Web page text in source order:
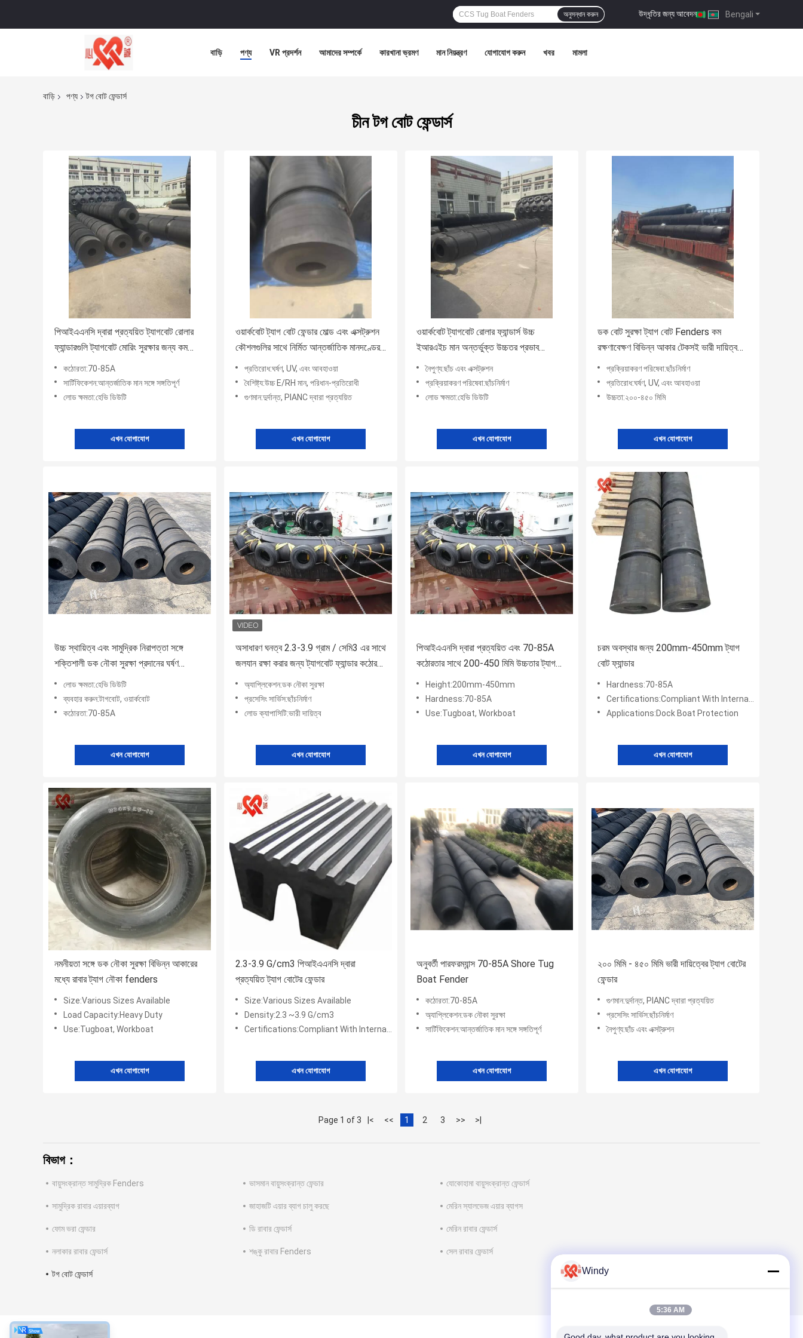
Bengali
উদ্ধৃতির জন্য আবেদন |
অনুসন্ধান করুন
বাড়ি পণ্য VR প্রদর্শন আমাদের সম্পর্কে কারখানা ভ্রমণ মান নিয়ন্ত্রণ যোগাযোগ করুন খবর মামলা
বাড়ি পণ্য টগ বোট ফেন্ডার্স
চীন টগ বোট ফেন্ডার্স
পিআইএএনসি দ্বারা প্রত্যয়িত ট্যাগবোট রোলার
ফ্যান্ডারগুলি ট্যাগবোট মোরিং সুরক্ষার জন্য কম
রক্ষণাবেক্ষণ এবং টেকসই নির্মাণের বৈশিষ্ট্যযুক্ত
কঠোরতা:70-85A
সার্টিফিকেশন:আন্তর্জাতিক মান সঙ্গে সঙ্গতিপূর্ণ
লোড ক্ষমতা:হেভি ডিউটি
এখন যোগাযোগ
ওয়ার্কবোট ট্যাগ বোট ফেন্ডার মোল্ড এবং এক্সট্রুশন
কৌশলগুলির সাথে নির্মিত আন্তর্জাতিক মানদণ্ডের
সাথে সামঞ্জস্যপূর্ণ এবং দীর্ঘায়ু নিশ্চিত করে
প্রতিরোধ:ঘর্ষণ, UV, এবং আবহাওয়া
বৈশিষ্ট্য:উচ্চ E/RH মান, পরিধান-প্রতিরোধী
গুণমান:দুর্দান্ত, PIANC দ্বারা প্রত্যয়িত
এখন যোগাযোগ
ওয়ার্কবোট ট্যাগবোট রোলার ফ্যান্ডার্স উচ্চ
ইআরএইচ মান অন্তর্ভুক্ত উচ্চতর প্রভাব
প্রতিরোধের এবং সামুদ্রিক সুরক্ষা প্রদান
নৈপুণ্য:ছাঁচ এবং এক্সট্রুশন
প্রক্রিয়াকরণ পরিষেবা:ছাঁচনির্মাণ
লোড ক্ষমতা:হেভি ডিউটি
এখন যোগাযোগ
ডক বোট সুরক্ষা ট্যাগ বোট Fenders কম
রক্ষণাবেক্ষণ বিভিন্ন আকার টেকসই ভারী দায়িত্ব
প্রভাব শোষণ Fenders
প্রক্রিয়াকরণ পরিষেবা:ছাঁচনির্মাণ
প্রতিরোধ:ঘর্ষণ, UV, এবং আবহাওয়া
উচ্চতা:২০০-৪৫০ মিমি
এখন যোগাযোগ
উচ্চ স্থায়িত্ব এবং সামুদ্রিক নিরাপত্তা সঙ্গে
শক্তিশালী ডক নৌকা সুরক্ষা প্রদানের ঘর্ষণ
প্রতিরোধের ট্যাগবোট রোলার Fenders
লোড ক্ষমতা:হেভি ডিউটি
ব্যবহার করুন:টাগবোট, ওয়ার্কবোট
কঠোরতা:70-85A
এখন যোগাযোগ
অসাধারণ ঘনত্ব 2.3-3.9 গ্রাম / সেমি3 এর সাথে
জলযান রক্ষা করার জন্য ট্যাগবোট ফ্যান্ডার কঠোরতা
70-85A
অ্যাপ্লিকেশন:ডক নৌকা সুরক্ষা
প্রসেসিং সার্ভিস:ছাঁচনির্মাণ
লোড ক্যাপাসিটি:ভারী দায়িত্ব
এখন যোগাযোগ
পিআইএএনসি দ্বারা প্রত্যয়িত এবং 70-85A
কঠোরতার সাথে 200-450 মিমি উচ্চতার ট্যাগ
বোট ফেন্ডার
Height:200mm-450mm
Hardness:70-85A
Use:Tugboat, Workboat
এখন যোগাযোগ
চরম অবস্থার জন্য 200mm-450mm ট্যাগ
বোট ফ্যান্ডার
Hardness:70-85A
Certifications:Compliant With International Standards
Applications:Dock Boat Protection
এখন যোগাযোগ
নমনীয়তা সঙ্গে ডক নৌকা সুরক্ষা বিভিন্ন আকারের
মধ্যে রাবার ট্যাগ নৌকা fenders
Size:Various Sizes Available
Load Capacity:Heavy Duty
Use:Tugboat, Workboat
এখন যোগাযোগ
2.3-3.9 G/cm3 পিআইএএনসি দ্বারা
প্রত্যয়িত ট্যাগ বোটের ফেন্ডার
Size:Various Sizes Available
Density:2.3 ~3.9 G/cm3
Certifications:Compliant With International Standards
এখন যোগাযোগ
অনুবর্তী পারফরম্যান্স 70-85A Shore Tug
Boat Fender
কঠোরতা:70-85A
অ্যাপ্লিকেশন:ডক নৌকা সুরক্ষা
সার্টিফিকেশন:আন্তর্জাতিক মান সঙ্গে সঙ্গতিপূর্ণ
এখন যোগাযোগ
২০০ মিমি - ৪৫০ মিমি ভারী দায়িত্বের ট্যাগ বোটের
ফেন্ডার
গুণমান:দুর্দান্ত, PIANC দ্বারা প্রত্যয়িত
প্রসেসিং সার্ভিস:ছাঁচনির্মাণ
নৈপুণ্য:ছাঁচ এবং এক্সট্রুশন
এখন যোগাযোগ
Page 1 of 3 |< << 1 2 3 >> >|
বিভাগ：
বায়ুসংক্রান্ত সামুদ্রিক Fenders ভাসমান বায়ুসংক্রান্ত ফেন্ডার যোকোহামা বায়ুসংক্রান্ত ফেন্ডার্স
সামুদ্রিক রাবার এয়ারব্যাগ জাহাজটি এয়ার ব্যাগ চালু করছে মেরিন স্যালভেজ এয়ার ব্যাগস
ফোম ভরা ফেন্ডার ডি রাবার ফেন্ডার্স মেরিন রাবার ফেন্ডার্স
নলাকার রাবার ফেন্ডার্স শঙ্কু রাবার Fenders সেল রাবার ফেন্ডার্স
টগ বোট ফেন্ডার্স Windy
5:36 AM